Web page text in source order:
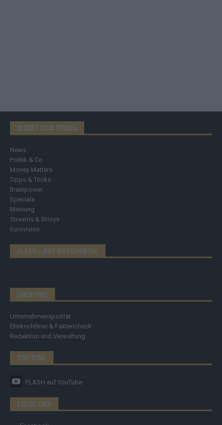
DIREKT ZUM THEMA
News
Politik & Co
Money Matters
Tipps & Tricks
Brainpower
Specials
Meinung
Streams & Storys
Eurovision
FLASH – DAS VIDEOPORTAL
ÜBER UNS
Unternehmensporträt
Ehtikrichtlinie & Faktencheck
Redaktion und Verwaltung
YOUTUBE
FLASH auf YouTube
FOLGE UNS